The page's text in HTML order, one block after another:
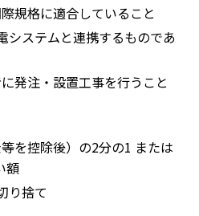
規格に適合していること
システムと連携するものであ
発注・設置工事を行うこと
を控除後）の2分の1 または
額
り捨て